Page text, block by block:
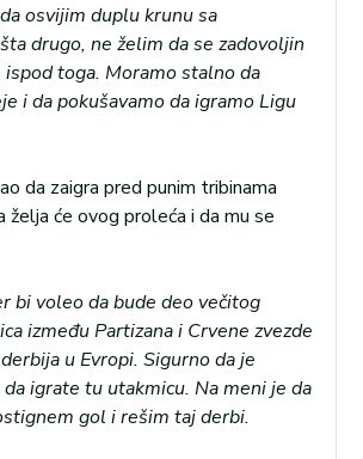
osvijim duplu krunu sa
drugo, ne želim da se zadovoljin
toga. Moramo stalno da
i da pokušavamo da igramo Ligu
da zaigra pred punim tribinama
želja će ovog proleća i da mu se
bi voleo da bude deo večitog
između Partizana i Crvene zvezde
u Evropi. Sigurno da je
igrate tu utakmicu. Na meni je da
gol i rešim taj derbi.